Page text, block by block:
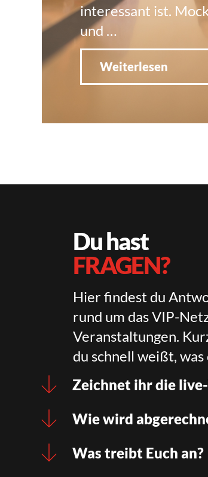
interessant ist.
und …
Weiterlesen
Du hast
FRAGEN?
Hier findest du
rund um das VIP-
Veranstaltungen.
du schnell weißt,
Zeichnet ihr die
Wie wird
Was treibt Euch an?